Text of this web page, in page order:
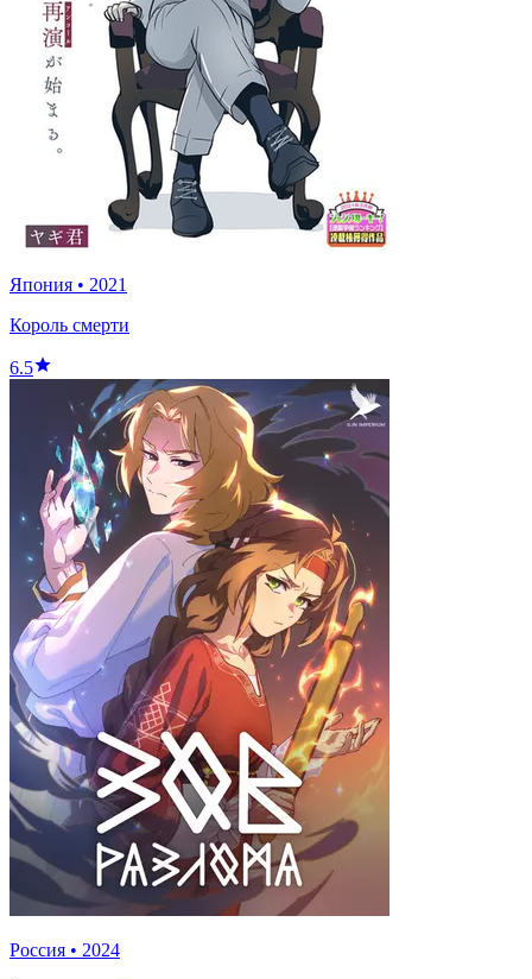
Япония • 2021
Король смерти
6.5
Россия • 2024